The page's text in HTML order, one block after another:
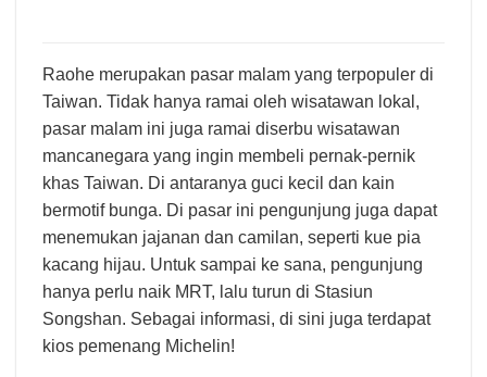
Raohe merupakan pasar malam yang terpopuler di
Taiwan. Tidak hanya ramai oleh wisatawan lokal,
pasar malam ini juga ramai diserbu wisatawan
mancanegara yang ingin membeli pernak-pernik
khas Taiwan. Di antaranya guci kecil dan kain
bermotif bunga. Di pasar ini pengunjung juga dapat
menemukan jajanan dan camilan, seperti kue pia
kacang hijau. Untuk sampai ke sana, pengunjung
hanya perlu naik MRT, lalu turun di Stasiun